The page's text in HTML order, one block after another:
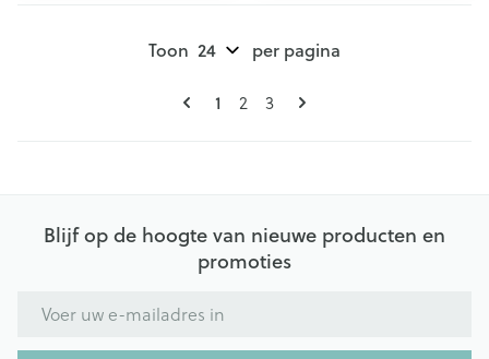
Pagina's
U lees momenteel pagina
1 Pagina
2 Pagina
3
Toon per pagina
Blijf op de hoogte van nieuwe producten en
promoties